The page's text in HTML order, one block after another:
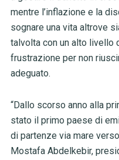
mentre l’inflazione e la
sognare una vita altrove
talvolta con un alto
frustrazione per non
adeguato.
“Dallo scorso anno alla
stato il primo paese di
di partenze via mare
Mostafa Abdelkebir,